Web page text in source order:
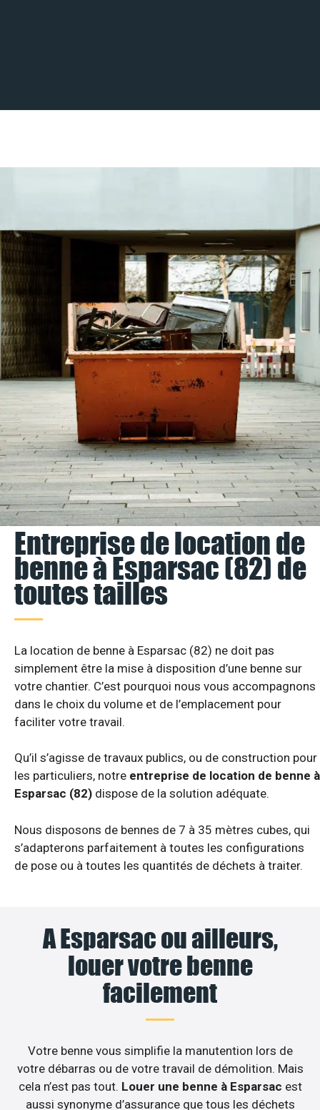
Entreprise de location de
benne à Esparsac (82) de
toutes tailles
La location de benne à Esparsac (82) ne doit pas
simplement être la mise à disposition d’une benne sur
votre chantier. C’est pourquoi nous vous accompagnons
dans le choix du volume et de l’emplacement pour
faciliter votre travail.
Qu’il s’agisse de travaux publics, ou de construction pour
les particuliers, notre entreprise de location de benne à
Esparsac (82) dispose de la solution adéquate.
Nous disposons de bennes de 7 à 35 mètres cubes, qui
s’adapterons parfaitement à toutes les configurations
de pose ou à toutes les quantités de déchets à traiter.
A Esparsac ou ailleurs,
louer votre benne
facilement
Votre benne vous simplifie la manutention lors de
votre débarras ou de votre travail de démolition. Mais
cela n’est pas tout. Louer une benne à Esparsac est
aussi synonyme d’assurance que tous les déchets